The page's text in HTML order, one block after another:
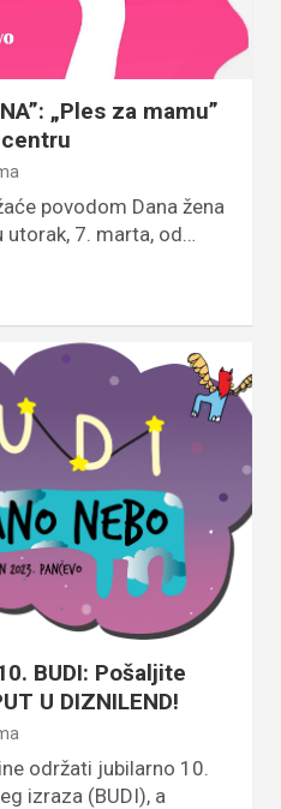
„Ples za mamu”
povodom Dana žena
utorak, 7. marta, od…
BUDI: Pošaljite
U DIZNILEND!
održati jubilarno 10.
izraza (BUDI), a